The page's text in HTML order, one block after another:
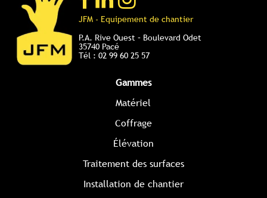
JFM - Equipement de chantier
P.A. Rive Ouest – Boulevard Odet
35740 Pacé
Tél : 02 99 60 25 57
Gammes
Matériel
Coffrage
Élévation
Traitement des surfaces
Installation de chantier